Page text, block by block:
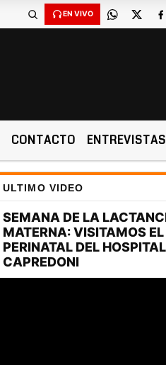
EN VIVO
CONTACTO ENTREVISTAS
ULTIMO VIDEO